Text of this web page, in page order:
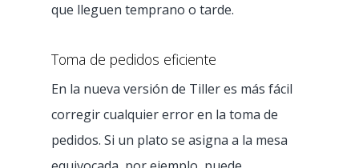
que lleguen temprano o tarde.
Toma de pedidos eficiente
En la nueva versión de Tiller es más fácil
corregir cualquier error en la toma de
pedidos. Si un plato se asigna a la mesa